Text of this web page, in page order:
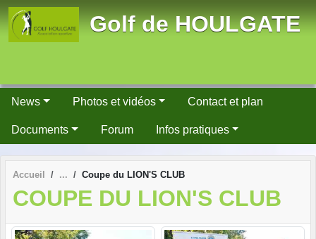
Golf de HOULGATE
News Photos et vidéos Contact et plan
Documents Forum Infos pratiques
Accueil Coupe du LION'S CLUB
COUPE DU LION'S CLUB
Panneau de gestion des cookies